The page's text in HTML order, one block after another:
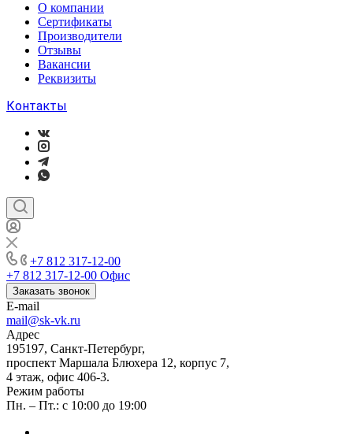
О компании
Сертификаты
Производители
Отзывы
Вакансии
Реквизиты
Контакты
+7 812 317-12-00
+7 812 317-12-00 Офис
Заказать звонок
E-mail
mail@sk-vk.ru
Адрес
195197, Санкт-Петербург,
проспект Маршала Блюхера 12, корпус 7,
4 этаж, офис 406-3.
Режим работы
Пн. – Пт.: с 10:00 до 19:00